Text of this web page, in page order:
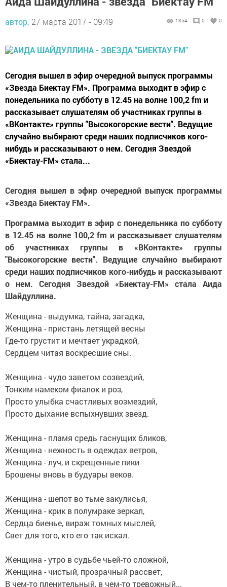
автор, 27 марта 2017 - 09:49 1354 0 0
Сегодня вышел в эфир очередной выпуск программы
«Звезда Биектау FM». Программа выходит в эфир с
понедельника по субботу в 12.45 на волне 100,2 fm и
рассказывает слушателям об участниках группы в
«ВКонтакте» группы "Высокогорские вести". Ведущие
случайно выбирают среди наших подписчиков кого-
нибудь и рассказывают о нем. Сегодня Звездой
«Биектау-FM» стала...
Сегодня вышел в эфир очередной выпуск программы
«Звезда Биектау FM».
Программа выходит в эфир с понедельника по субботу
в 12.45 на волне 100,2 fm и рассказывает слушателям
об участниках группы в «ВКонтакте» группы
"Высокогорские вести". Ведущие случайно выбирают
среди наших подписчиков кого-нибудь и рассказывают
о нем. Сегодня Звездой «Биектау-FM» стала Аида
Шайдуллина.
Женщина - выдумка, тайна, загадка,
Женщина - пристань летящей весны
Где-то грустит и мечтает украдкой,
Сердцем читая воскресшие сны.
Женщина - чудо заветом созвездий,
Тонким намеком фиалок и роз,
Просто улыбка счастливых возмездий,
Просто дыхание вспыхнувших звезд.
Женщина - пламя средь гаснущих бликов,
Женщина - нежность в одеждах ветров,
Женщина - луч, и скрещенные пики
Брошены вновь в будуары веков.
Женщина - шепот во тьме закулисья,
Женщина - крик в полумраке зеркал,
Сердца биенье, вираж томных мыслей,
Свет для того, кто его так искал.
Женщина - утро в судьбе чьей-то сложной,
Женщина - чистый, прозрачный рассвет,
В чем-то пленительный, в чем-то тревожный...